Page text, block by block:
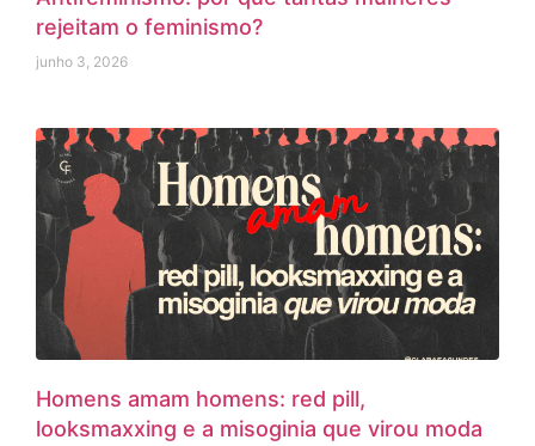
rejeitam o feminismo?
junho 3, 2026
Homens amam homens: red pill,
looksmaxxing e a misoginia que virou moda